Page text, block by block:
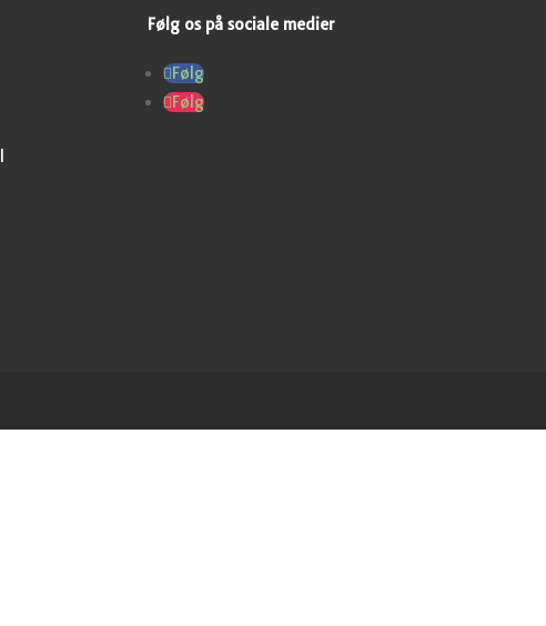
Følg os på sociale medier
Følg
Følg